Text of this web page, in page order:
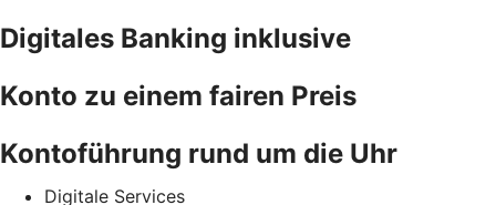
Digitales Banking inklusive
Konto zu einem fairen Preis
Kontoführung rund um die Uhr
Digitale Services